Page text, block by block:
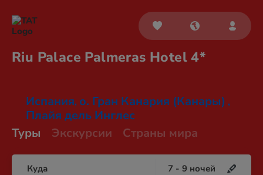
Riu Palace Palmeras Hotel 4*
Испания, о. Гран Канария (Канары) ,
Плайя дель Инглес
Туры
Экскурсии Страны мира
Куда 7 - 9 ночей